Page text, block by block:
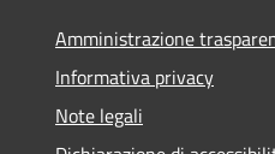
Amministrazione
Informativa privacy
Note legali